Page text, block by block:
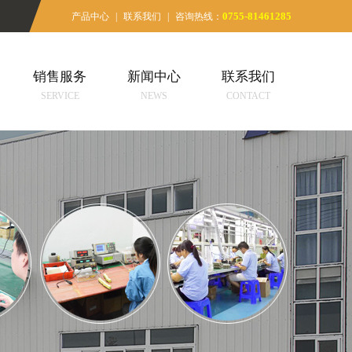
产品中心 联系我们 咨询热线： 0755-81461285
销售服务
SERVICE
新闻中心
NEWS
联系我们
CONTACT